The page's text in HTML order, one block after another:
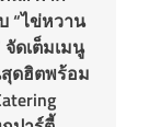
กิ อีซูกะ
ผู้จัดการ
บิชิ อีเล็ค